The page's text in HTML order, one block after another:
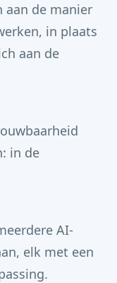
aan de manier
in plaats
aan de
in de
AI-
elk met een